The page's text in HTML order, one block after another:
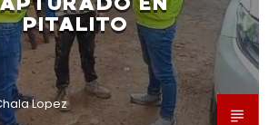
PITALITO
Lopez